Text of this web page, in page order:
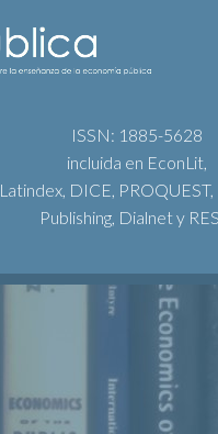
ISSN: 1885-5628
incluida en EconLit,
Latindex, DICE,
Publishing, Dialnet y